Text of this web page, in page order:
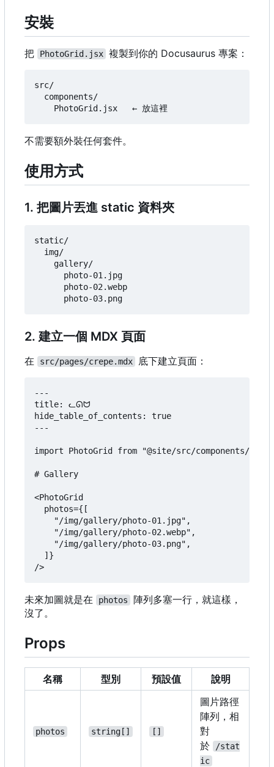
安裝
把 PhotoGrid.jsx 複製到你的 Docusaurus 專案：
src/
  components/
不需要額外裝任何套件。
使用方式
1. 把圖片丟進 static 資料夾
static/
  img/
    gallery/
      photo-01.jpg
      photo-02.webp
2. 建立一個 MDX 頁面
在 src/pages/crepe.mdx 底下建立頁面：
---
title: ᓚᘏᗢ
hide_table_of_contents: true
---
import PhotoGrid from "@site/src/components/
# Gallery
<PhotoGrid
  photos={[
    "/img/gallery/photo-01.jpg",
    "/img/gallery/photo-02.webp",
    "/img/gallery/photo-03.png",
  ]}
未來加圖就是在 photos
陣列多塞一行，就這樣，
沒了。
Props
名稱 型別 預設值 說明
photos string[] []
圖片路徑
陣列，相
對
於
/stat
ic